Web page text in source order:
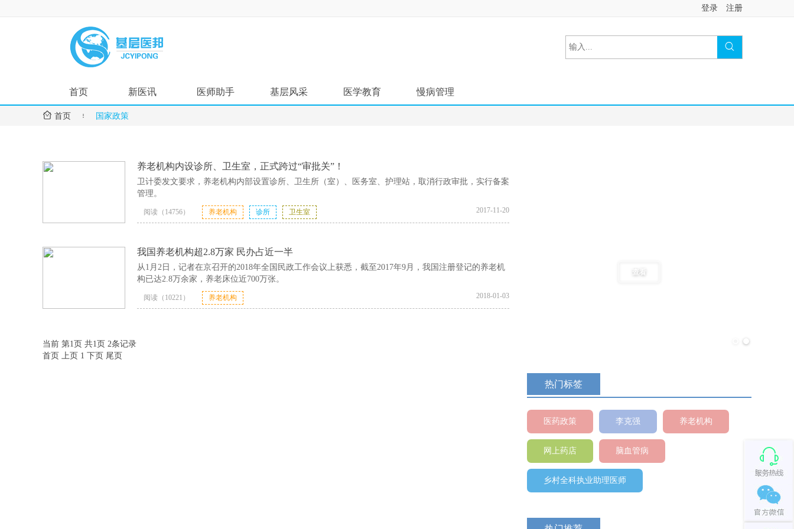
登录 注册

首页 新医讯
国家政策
医师助手
医疗技术
基层风采
药房明星
医学教育
进修学习
慢病管理
 首页  国家政策
养老机构内设诊所、卫生室，正式跨过“审批关”！
卫计委发文要求，养老机构内部设置诊所、卫生所（室）、医务室、护理站，取消行政审批，实行备案
管理。
阅读（14756） 养老机构 诊所 卫生室 2017-11-20
我国养老机构超2.8万家 民办占近一半
从1月2日，记者在京召开的2018年全国民政工作会议上获悉，截至2017年9月，我国注册登记的养老机
构已达2.8万余家，养老床位近700万张。
阅读（10221） 养老机构 2018-01-03
当前 第1页 共1页 2条记录
首页 上页 1 下页 尾页
查看 查看
热门标签
医药政策 李克强 养老机构
网上药店 脑血管病
乡村全科执业助理医师